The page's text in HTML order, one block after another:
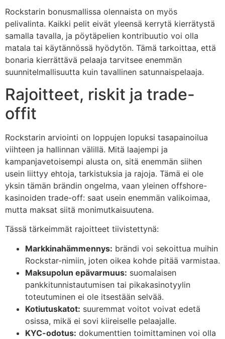
Rockstarin bonusmallissa olennaista on myös
pelivalinta. Kaikki pelit eivät yleensä kerrytä kierrätystä
samalla tavalla, ja pöytäpelien kontribuutio voi olla
matala tai käytännössä hyödytön. Tämä tarkoittaa, että
bonaria kierrättävä pelaaja tarvitsee enemmän
suunnitelmallisuutta kuin tavallinen satunnaispelaaja.
Rajoitteet, riskit ja trade-
offit
Rockstarin arviointi on loppujen lopuksi tasapainoilua
viihteen ja hallinnan välillä. Mitä laajempi ja
kampanjavetoisempi alusta on, sitä enemmän siihen
usein liittyy ehtoja, tarkistuksia ja rajoja. Tämä ei ole
yksin tämän brändin ongelma, vaan yleinen offshore-
kasinoiden trade-off: saat usein enemmän valikoimaa,
mutta maksat siitä monimutkaisuutena.
Tässä tärkeimmät rajoitteet tiivistettynä:
Markkinahämmennys: brändi voi sekoittua muihin
Rockstar-nimiin, joten oikea kohde pitää varmistaa.
Maksupolun epävarmuus: suomalaisen
pankkitunnistautumisen tai pikakasinotyylin
toteutuminen ei ole itsestään selvää.
Kotiutuskatot: suuremmat voitot voivat edetä
osissa, mikä ei sovi kiireiselle pelaajalle.
KYC-odotus: dokumenttien toimittaminen voi olla